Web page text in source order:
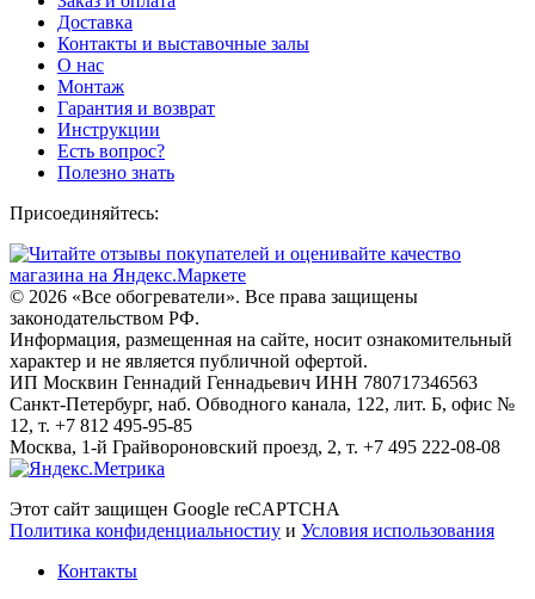
Доставка
Контакты и выставочные залы
О нас
Монтаж
Гарантия и возврат
Инструкции
Есть вопрос?
Полезно знать
Присоединяйтесь:
© 2026 «Все обогреватели». Все права защищены
законодательством РФ.
Информация, размещенная на сайте, носит ознакомительный
характер и не является публичной офертой.
ИП Москвин Геннадий Геннадьевич ИНН 780717346563
Санкт-Петербург, наб. Обводного канала, 122, лит. Б, офис №
12, т. +7 812 495-95-85
Москва, 1-й Грайвороновский проезд, 2, т. +7 495 222-08-08
Этот сайт защищен Google reCAPTCHA
Политика конфиденциальностиy и Условия использования
Контакты